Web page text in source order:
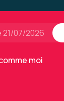
21/07/2026
moi